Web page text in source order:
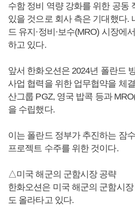
수함 정비 역량 강화를 위한 공동
있을 것으로 회사 측은 기대했다.
드 유지·정비·보수(MRO) 시장에
하고 있다.
앞서 한화오션은 2024년 폴란드
사업 협력을 위한 업무협약을 체
산그룹 PGZ, 영국 밥콕 등과
을 수립했다.
이는 폴란드 정부가 추진하는 잠
프로젝트 수주를 위한 것이다.
△미국 해군의 군함시장 공략
한화오션은 미국 해군의 군함시
도 올라타고 있다.